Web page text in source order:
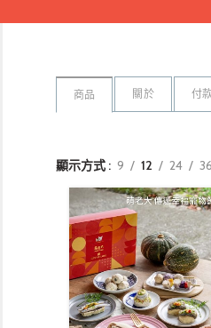
商品 關於 付
顯示方式 9 12 24 36